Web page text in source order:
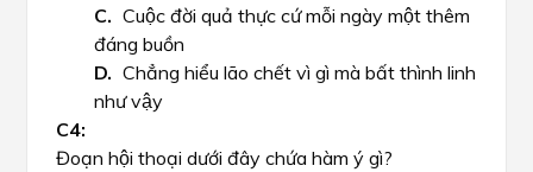
Cuộc đời quả thực cứ mỗi ngày một thêm
đáng buồn
Chẳng hiểu lão chết vì gì mà bất thình linh
như vậy
Đoạn hội thoại dưới đây chứa hàm ý gì?